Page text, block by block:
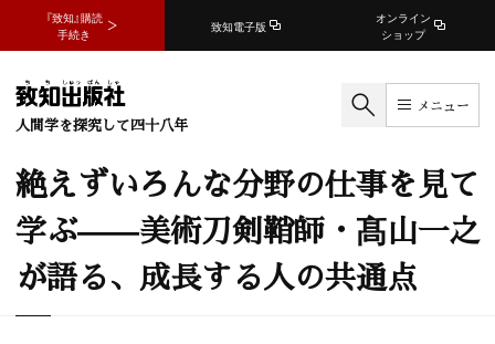
『致知』購読
手続き
致知電子版
オンライン
ショップ
人間学を探究して四十八年
メニュー
絶えずいろんな分野の仕事を見て
学ぶ——美術刀剣鞘師・髙山一之
が語る、成長する人の共通点